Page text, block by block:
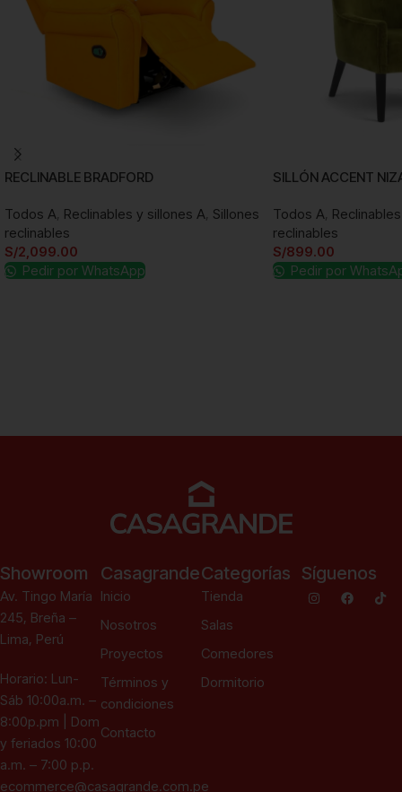
RECLINABLE BRADFORD
Todos A, Reclinables y sillones A, Sillones
reclinables
S/2,099.00
Pedir por WhatsApp
SILLÓN ACCENT
Todos A,
reclinables
S/899.00
Pedir por
Showroom
Av. Tingo María
245, Breña –
Lima, Perú
Horario: Lun-
Sáb 10:00a.m. –
8:00p.pm | Dom
y feriados 10:00
a.m. – 7:00 p.p.
ecommerce@casagrande.com.pe
Casagrande
Inicio
Nosotros
Proyectos
Términos y
condiciones
Contacto
Categorías
Tienda
Salas
Comedores
Dormitorio
Síguenos